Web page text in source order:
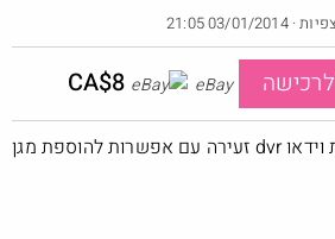
@Ronen1n
1· 4· 245
לרכישה CA$8 eBay
מצלמת וידאו dvr זעירה עם אפשרות להוספת מגן